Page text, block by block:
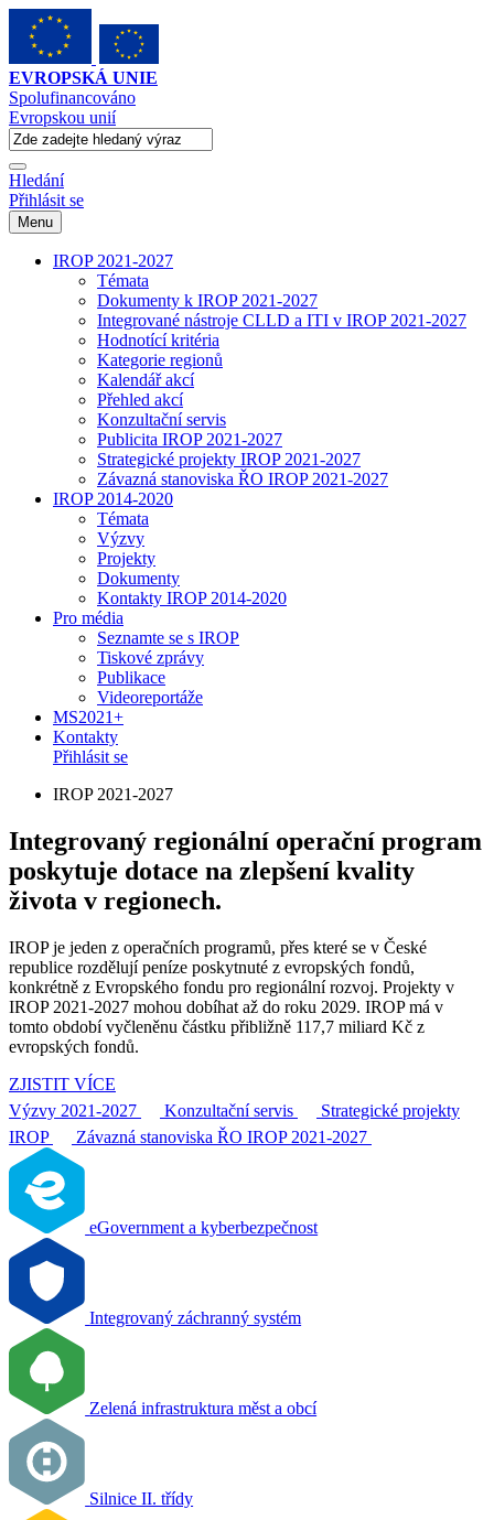
EVROPSKÁ UNIE
Spolufinancováno
Evropskou unií
Hledání
Přihlásit se
Menu
IROP 2021-2027
Témata
Dokumenty k IROP 2021-2027
Integrované nástroje CLLD a ITI v IROP 2021-2027
Hodnotící kritéria
Kategorie regionů
Kalendář akcí
Přehled akcí
Konzultační servis
Publicita IROP 2021-2027
Strategické projekty IROP 2021-2027
Závazná stanoviska ŘO IROP 2021-2027
IROP 2014-2020
Témata
Výzvy
Projekty
Dokumenty
Kontakty IROP 2014-2020
Pro média
Seznamte se s IROP
Tiskové zprávy
Publikace
Videoreportáže
MS2021+
Kontakty
Přihlásit se
IROP 2021-2027
Integrovaný regionální operační program
poskytuje dotace na zlepšení kvality
života v regionech.
IROP je jeden z operačních programů, přes které se v České
republice rozdělují peníze poskytnuté z evropských fondů,
konkrétně z Evropského fondu pro regionální rozvoj. Projekty v
IROP 2021-2027 mohou dobíhat až do roku 2029. IROP má v
tomto období vyčleněnu částku přibližně 117,7 miliard Kč z
evropských fondů.
ZJISTIT VÍCE
Výzvy 2021-2027
Konzultační servis
Strategické projekty
IROP
Závazná stanoviska ŘO IROP 2021-2027
eGovernment a kyberbezpečnost
Integrovaný záchranný systém
Zelená infrastruktura měst a obcí
Silnice II. třídy